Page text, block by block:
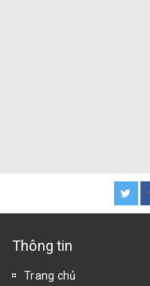
Thông tin
Trang chủ